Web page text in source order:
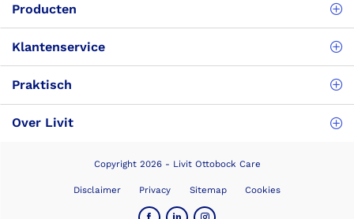
Producten
Klantenservice
Praktisch
Over Livit
Copyright 2026 - Livit Ottobock Care
Disclaimer Privacy Sitemap Cookies